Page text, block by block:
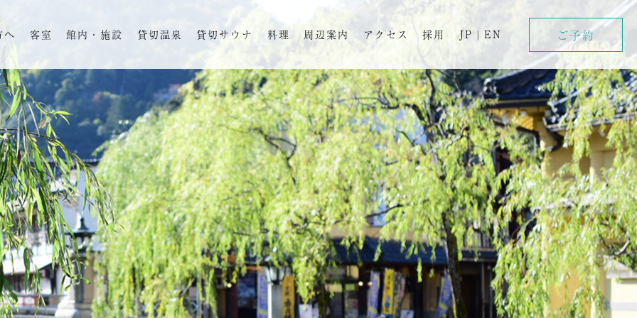
へ 客室 館内・施設 貸切温泉 貸切サウナ 料理 周辺案内 アクセス 採用 JP | EN ご予約